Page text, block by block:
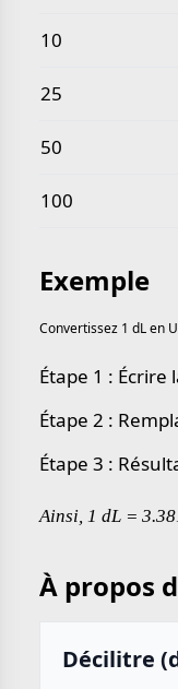
10
25
50
100
Exemple
Convertissez 1 dL en
Étape 1 : Écrire
Étape 2 :
Étape 3 :
Ainsi, 1 dL =
À propos
Décilitre